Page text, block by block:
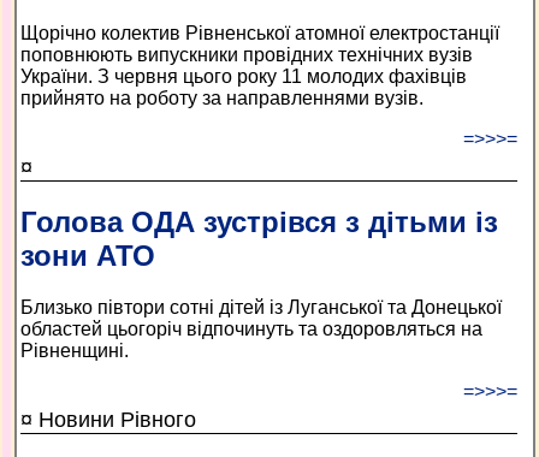
Щорічно колектив Рівненської атомної електростанції
поповнюють випускники провідних технічних вузів
України. З червня цього року 11 молодих фахівців
прийнято на роботу за направленнями вузів.
=>>>=
¤
Голова ОДА зустрівся з дітьми із
зони АТО
Близько півтори сотні дітей із Луганської та Донецької
областей цьогоріч відпочинуть та оздоровляться на
Рівненщині.
=>>>=
¤ Новини Рівного